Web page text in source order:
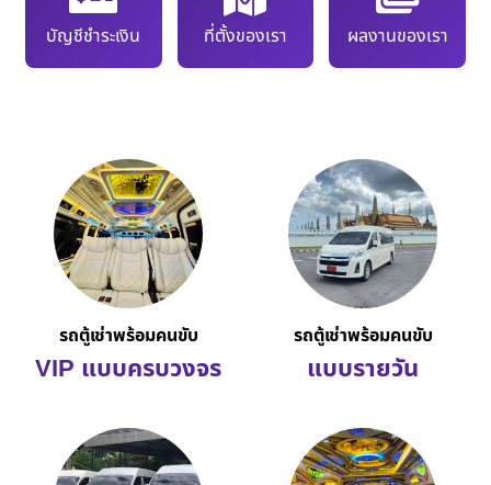
บัญชีชำระเงิน ที่ตั้งของเรา ผลงานของเรา
รถตู้เช่าพร้อมคนขับ
VIP แบบครบวงจร
รถตู้เช่าพร้อมคนขับ
แบบรายวัน